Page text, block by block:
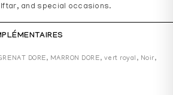
and special occasions.
DORE, MARRON DORE, vert royal , Noir,